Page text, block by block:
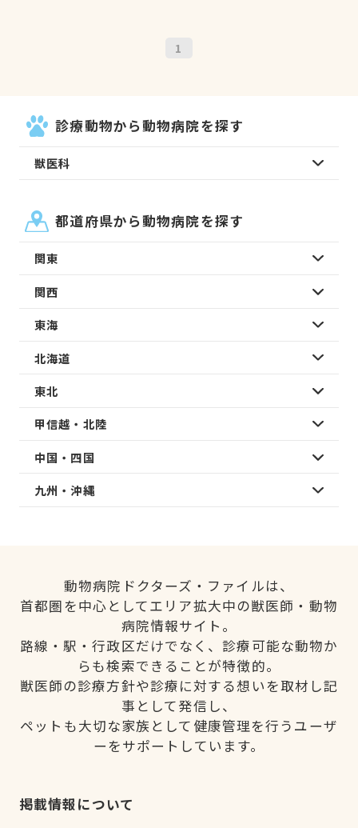
1
診療動物から動物病院を探す
獣医科
都道府県から動物病院を探す
関東
関西
東海
北海道
東北
甲信越・北陸
中国・四国
九州・沖縄
動物病院ドクターズ・ファイルは、
首都圏を中心としてエリア拡大中の獣医師・動物
病院情報サイト。
路線・駅・行政区だけでなく、診療可能な動物か
らも検索できることが特徴的。
獣医師の診療方針や診療に対する想いを取材し記
事として発信し、
ペットも大切な家族として健康管理を行うユーザ
ーをサポートしています。
掲載情報について